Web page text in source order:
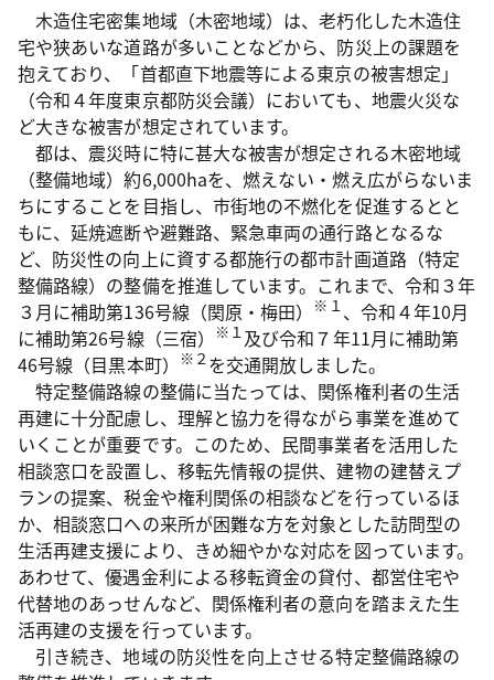
木造住宅密集地域（木密地域）は、老朽化した木造住
宅や狭あいな道路が多いことなどから、防災上の課題を
抱えており、「首都直下地震等による東京の被害想定」
（令和４年度東京都防災会議）においても、地震火災な
ど大きな被害が想定されています。
都は、震災時に特に甚大な被害が想定される木密地域
（整備地域）約6,000haを、燃えない・燃え広がらないま
ちにすることを目指し、市街地の不燃化を促進するとと
もに、延焼遮断や避難路、緊急車両の通行路となるな
ど、防災性の向上に資する都施行の都市計画道路（特定
整備路線）の整備を推進しています。これまで、令和３年
３月に補助第136号線（関原・梅田）
※１、令和４年10月
に補助第26号線（三宿）
※１及び令和７年11月に補助第
46号線（目黒本町）
※２を交通開放しました。
特定整備路線の整備に当たっては、関係権利者の生活
再建に十分配慮し、理解と協力を得ながら事業を進めて
いくことが重要です。このため、民間事業者を活用した
相談窓口を設置し、移転先情報の提供、建物の建替えプ
ランの提案、税金や権利関係の相談などを行っているほ
か、相談窓口への来所が困難な方を対象とした訪問型の
生活再建支援により、きめ細やかな対応を図っています。
あわせて、優遇金利による移転資金の貸付、都営住宅や
代替地のあっせんなど、関係権利者の意向を踏まえた生
活再建の支援を行っています。
引き続き、地域の防災性を向上させる特定整備路線の